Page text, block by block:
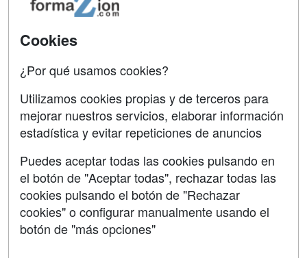
Acceso Usuarios
Acceso Centros
Contactar
Confidencialidad
Aviso legal
Copyleft
Cookies
¿Por qué usamos cookies?
Utilizamos cookies propias y de terceros para
mejorar nuestros servicios, elaborar información
estadística y evitar repeticiones de anuncios
Puedes aceptar todas las cookies pulsando en
el botón de "Aceptar todas", rechazar todas las
cookies pulsando el botón de "Rechazar
cookies" o configurar manualmente usando el
botón de "más opciones"